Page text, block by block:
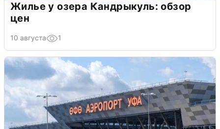
Жилье у озера Кандрыкуль: обзор
цен
10 августа 1